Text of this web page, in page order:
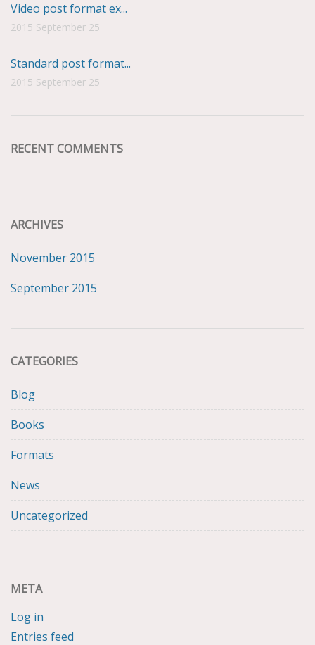
Video post format ex...
2015 September 25
Standard post format...
2015 September 25
RECENT COMMENTS
ARCHIVES
November 2015
September 2015
CATEGORIES
Blog
Books
Formats
News
Uncategorized
META
Log in
Entries feed